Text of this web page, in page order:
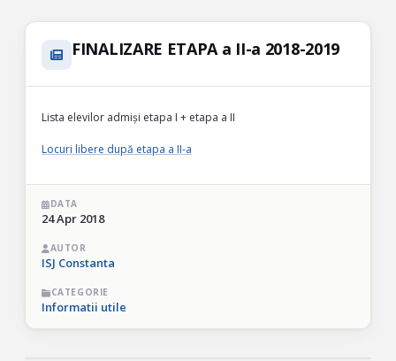
FINALIZARE ETAPA a II-a 2018-2019
Lista elevilor admiși etapa I + etapa a II
Locuri libere după etapa a II-a
DATA
24 Apr 2018
AUTOR
ISJ Constanta
CATEGORIE
Informatii utile